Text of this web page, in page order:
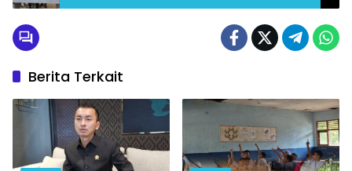
Kampung Nelayan
Berita Terkait